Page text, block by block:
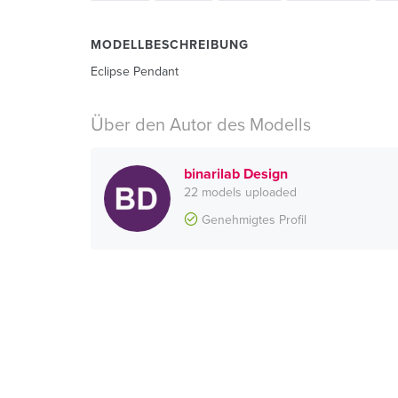
MODELLBESCHREIBUNG
Eclipse Pendant
Über den Autor des Modells
binarilab Design
22 models uploaded
Genehmigtes Profil